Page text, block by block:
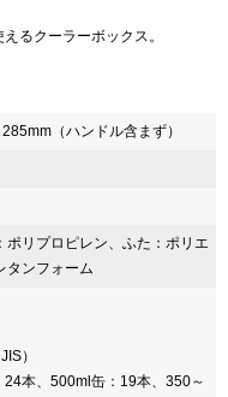
るクーラーボックス。
（ハンドル含まず）
ポリプロピレン、ふた：ポリエ
タンフォーム
）
本、500ml缶：19本、350～